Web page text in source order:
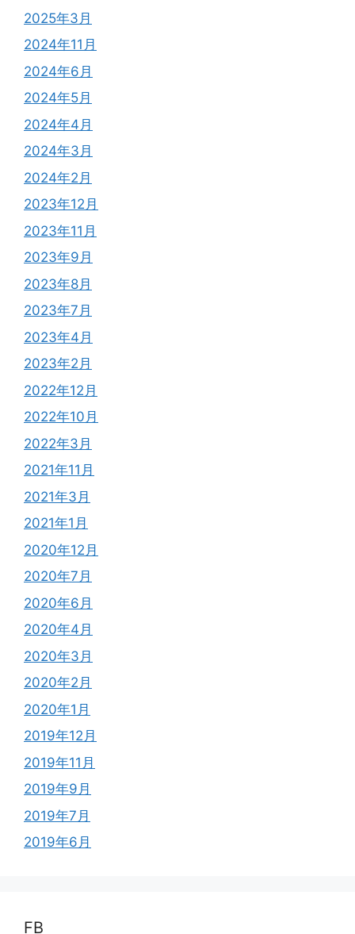
2025年3月
2024年11月
2024年6月
2024年5月
2024年4月
2024年3月
2024年2月
2023年12月
2023年11月
2023年9月
2023年8月
2023年7月
2023年4月
2023年2月
2022年12月
2022年10月
2022年3月
2021年11月
2021年3月
2021年1月
2020年12月
2020年7月
2020年6月
2020年4月
2020年3月
2020年2月
2020年1月
2019年12月
2019年11月
2019年9月
2019年7月
2019年6月
FB